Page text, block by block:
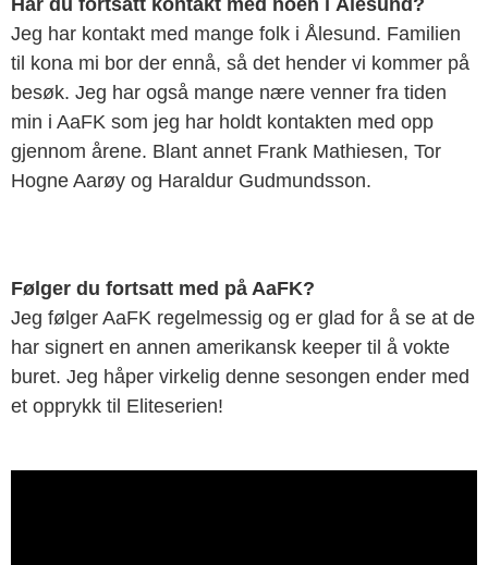
Har du fortsatt kontakt med noen i Ålesund?
Jeg har kontakt med mange folk i Ålesund. Familien
til kona mi bor der ennå, så det hender vi kommer på
besøk. Jeg har også mange nære venner fra tiden
min i AaFK som jeg har holdt kontakten med opp
gjennom årene. Blant annet Frank Mathiesen, Tor
Hogne Aarøy og Haraldur Gudmundsson.
Følger du fortsatt med på AaFK?
Jeg følger AaFK regelmessig og er glad for å se at de
har signert en annen amerikansk keeper til å vokte
buret. Jeg håper virkelig denne sesongen ender med
et opprykk til Eliteserien!